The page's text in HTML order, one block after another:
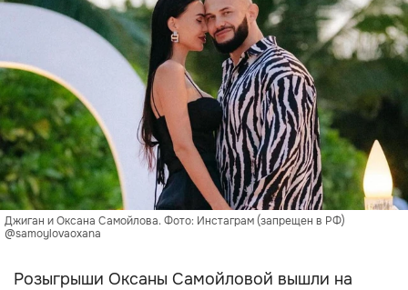
Джиган и Оксана Самойлова. Фото: Инстаграм (запрещен в РФ)
@samoylovaoxana
Розыгрыши Оксаны Самойловой вышли на